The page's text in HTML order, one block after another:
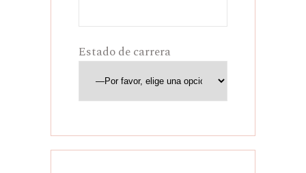
Estado de carrera